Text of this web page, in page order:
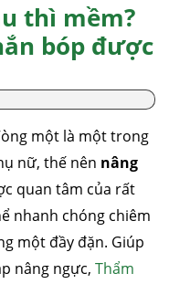
thì mềm?
bóp được
một là một trong
nữ, thế nên nâng
quan tâm của rất
nhanh chóng chiêm
một đầy đặn. Giúp
nâng ngực, Thẩm